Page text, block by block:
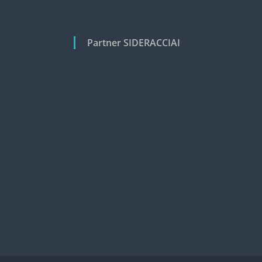
Partner SIDERACCIAI